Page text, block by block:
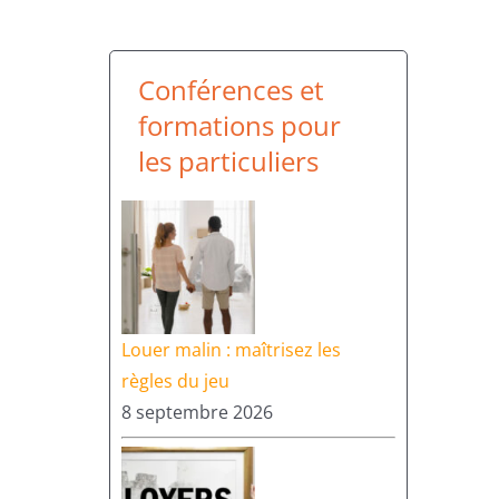
Conférences et
formations pour
les particuliers
Louer malin : maîtrisez les
règles du jeu
8 septembre 2026